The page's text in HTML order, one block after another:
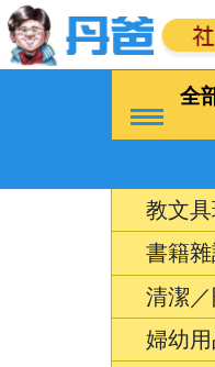
全
教文
書籍
清潔
婦幼